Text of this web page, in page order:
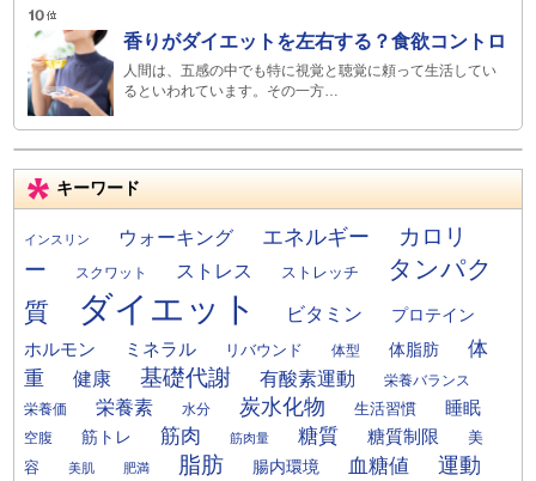
香りがダイエットを左右する？食欲コントロ
人間は、五感の中でも特に視覚と聴覚に頼って生活してい
るといわれています。その一方…
キーワード
インスリン ウォーキング エネルギー
カロリ
ー
スクワット ストレス ストレッチ
タンパク
質
ダイエット ビタミン
プロテイン
ホルモン
ミネラル リバウンド 体型 体脂肪
体
重
健康 基礎代謝 有酸素運動 栄養バランス
栄養価 栄養素 水分 炭水化物 生活習慣 睡眠
空腹 筋トレ 筋肉 筋肉量 糖質 糖質制限
美
容
美肌 肥満 脂肪 腸内環境 血糖値 運動